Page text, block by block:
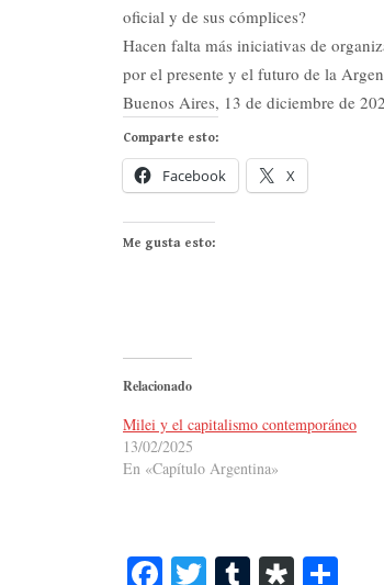
oficial y de sus cómplices?
Hacen falta más iniciativas de
por el presente y el futuro de la
Buenos Aires, 13 de diciembre de
Comparte esto:
Facebook X
Me gusta esto:
Relacionado
Milei y el capitalismo contemporáneo
13/02/2025
En «Capítulo Argentina»
Fa T T Di